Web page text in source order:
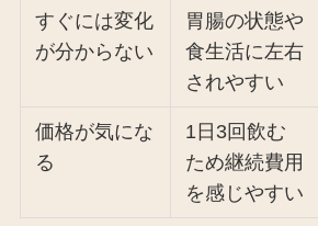
すぐには変化
が分からない
胃腸の状態や
食生活に左右
されやすい
価格が気にな
る
1日3回飲む
ため継続費用
を感じやすい